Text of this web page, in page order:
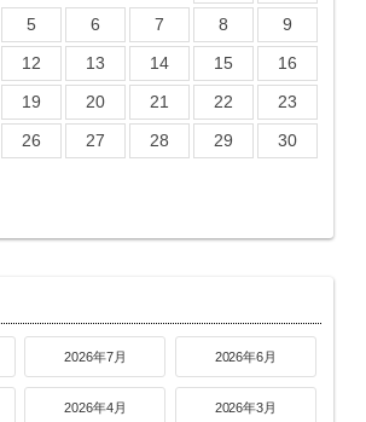
5 6 7 8
9
12 13 14 15
16
19 20 21 22
23
26 27 28 29
30
2026年7月 2026年6月
2026年4月 2026年3月